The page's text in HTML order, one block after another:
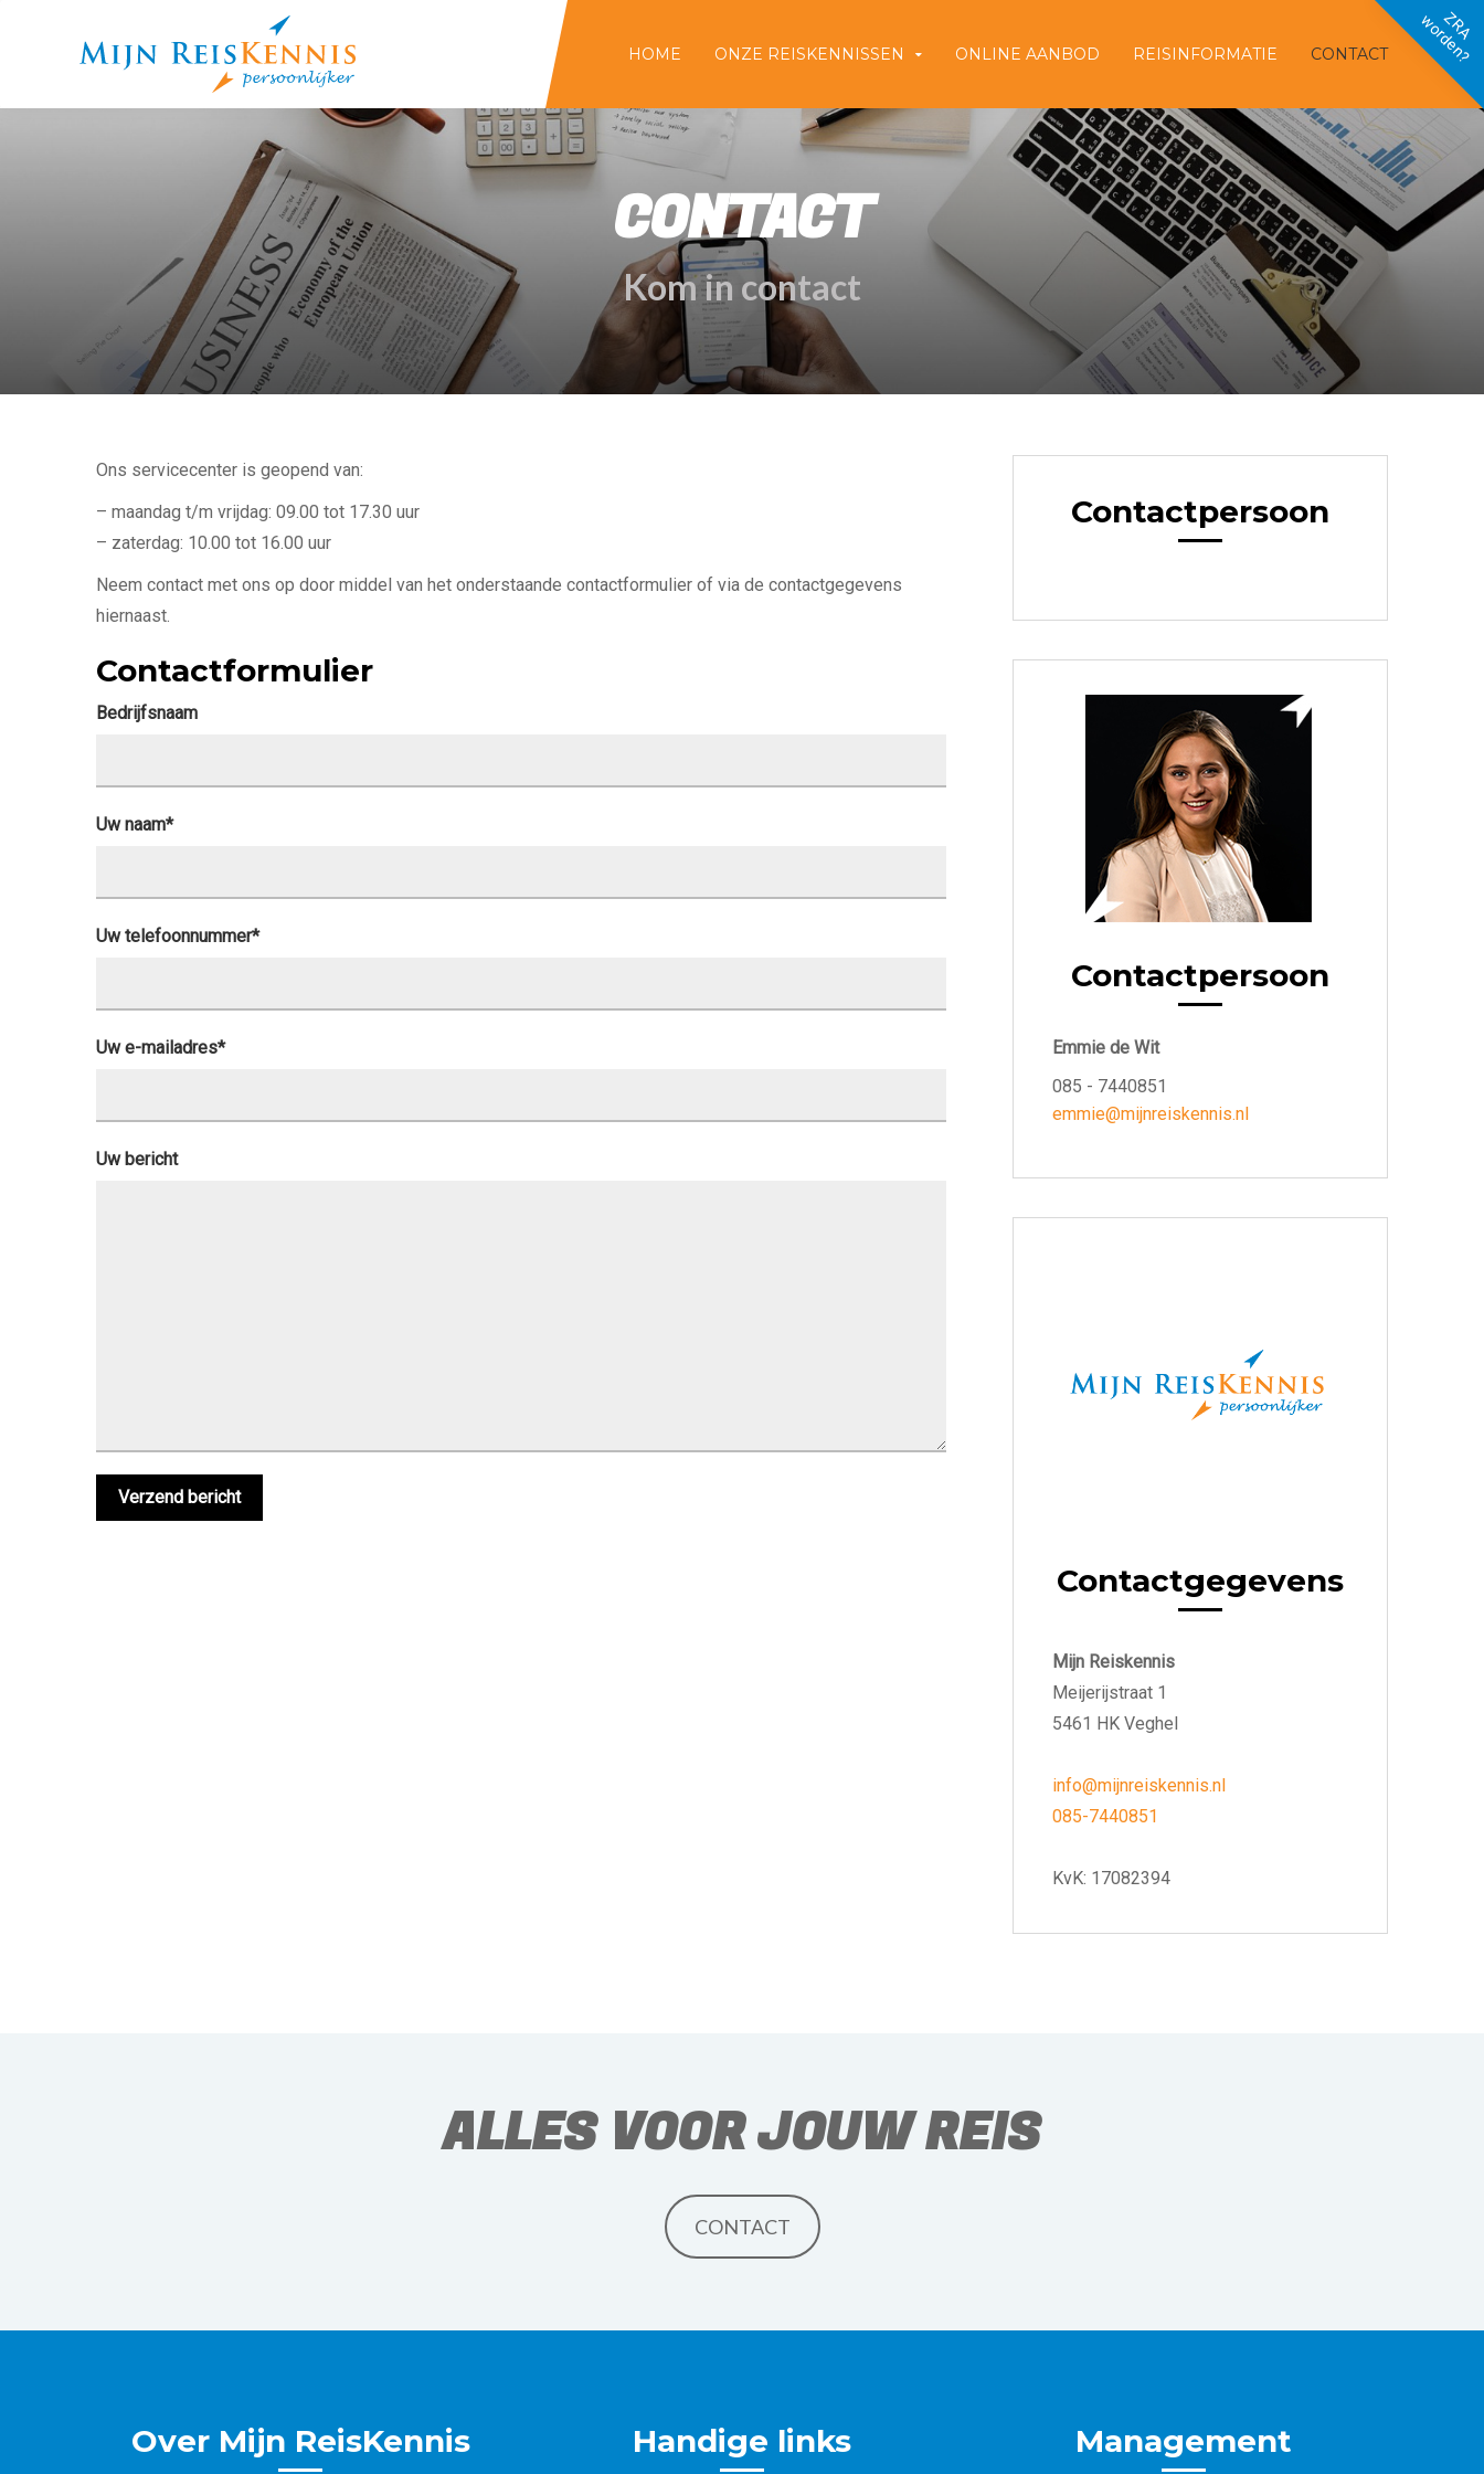
ZRA
worden?
HOME ONZE REISKENNISSEN ONLINE AANBOD REISINFORMATIE CONTACT
CONTACT
Kom in contact
Ons servicecenter is geopend van:
– maandag t/m vrijdag: 09.00 tot 17.30 uur
– zaterdag: 10.00 tot 16.00 uur
Neem contact met ons op door middel van het onderstaande contactformulier of via de contactgegevens
hiernaast.
Contactformulier
Bedrijfsnaam
Gelieve dit veld leeg te laten.
Gelieve dit veld leeg te laten.
Uw naam*
Uw telefoonnummer*
Uw e-mailadres*
Gelieve dit veld leeg te laten.
Uw bericht
Contactpersoon
Contactpersoon
Emmie de Wit
085 - 7440851
emmie@mijnreiskennis.nl
Contactgegevens
Mijn Reiskennis
Meijerijstraat 1
5461 HK Veghel
info@mijnreiskennis.nl
085-7440851
KvK: 17082394
ALLES VOOR JOUW REIS
CONTACT
Over Mijn ReisKennis Handige links Management